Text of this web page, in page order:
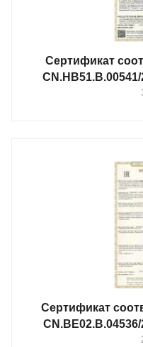
Сертификат
Сертификат